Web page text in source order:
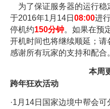
为了保证服务器的运行稳
于2016年1月14日 08:00进
停机约150分钟。如果在预
开机时间也将继续顺延；
感谢所有玩家的支持和配合
本周
跨年狂欢活动
·1月14日国家边境中帮会